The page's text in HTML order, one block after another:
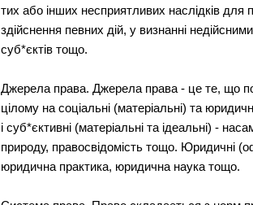
тих або інших несприятливих наслідків
здійснення певних дій, у визнанні
суб*єктів тощо.
Джерела права. Джерела права - це те, що
цілому на соціальні (матеріальні) та
і суб*єктивні (матеріальні та ідеальні) -
природу, правосвідомість тощо. Юридичні
юридична практика, юридична наука тощо.